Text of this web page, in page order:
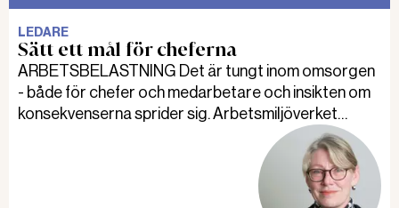
LEDARE
Sätt ett mål för cheferna
ARBETSBELASTNING Det är tungt inom omsorgen
- både för chefer och medarbetare och insikten om
konsekvenserna sprider sig. Arbetsmiljöverket
menar att de inte kan ställa krav på hur många
medarbetare en chef får ha, men fler och fler
arbetsgivare sätter egna tak. Det konstaterar Karin